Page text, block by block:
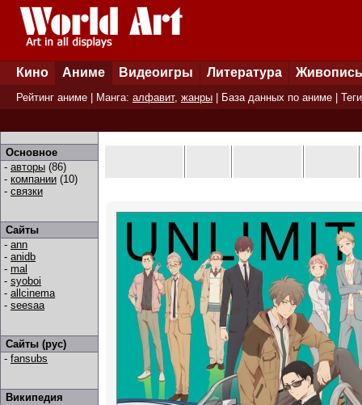
Кино Аниме Видеоигры Литература Живопись
Рейтинг аниме | Манга: алфавит, жанры База данных по аниме Теги
Основное
- авторы (86)
- компании (10)
- связки
Сайты
- ann
- anidb
- mal
- syoboi
- allcinema
- seesaa
Сайты (рус)
- fansubs
Википедия